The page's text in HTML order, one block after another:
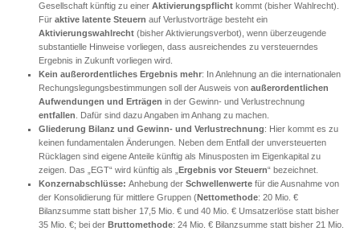
Gesellschaft künftig zu einer Aktivierungspflichtkommt (bisher Wahlrecht).
Für aktive latente Steuern auf Verlustvorträge besteht ein
Aktivierungswahlrecht(bisher Aktivierungsverbot), wenn überzeugende
substantielle Hinweise vorliegen, dass ausreichendes zu versteuerndes
Ergebnis in Zukunft vorliegen wird.
Kein außerordentliches Ergebnis mehr: In Anlehnung an die internationalen
Rechungslegungsbestimmungen soll der Ausweis von außerordentlichen
Aufwendungen und Erträgen in der Gewinn- und Verlustrechnung
entfallen . Dafür sind dazu Angaben im Anhang zu machen.
Gliederung Bilanz und Gewinn- und Verlustrechnung: Hier kommt es zu
keinen fundamentalen Änderungen. Neben dem Entfall der unversteuerten
Rücklagen sind eigene Anteile künftig als Minusposten im Eigenkapital zu
zeigen. Das „EGT“ wird künftig als „ Ergebnis vor Steuern“ bezeichnet.
Konzernabschlüsse: Anhebung der Schwellenwertefür die Ausnahme von
der Konsolidierung für mittlere Gruppen (Nettomethode: 20 Mio. €
Bilanzsumme statt bisher 17,5 Mio. € und 40 Mio. € Umsatzerlöse statt bisher
35 Mio. €; bei der Bruttomethode: 24 Mio. € Bilanzsumme statt bisher 21 Mio.